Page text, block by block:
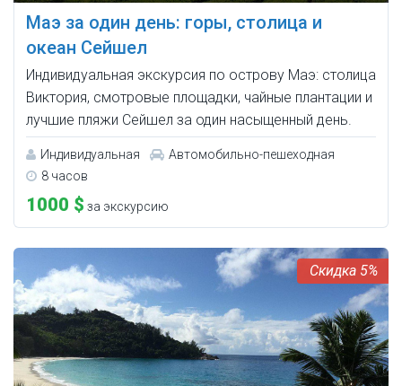
Маэ за один день: горы, столица и
океан Сейшел
Индивидуальная экскурсия по острову Маэ: столица
Виктория, смотровые площадки, чайные плантации и
лучшие пляжи Сейшел за один насыщенный день.
Индивидуальная
Автомобильно-пешеходная
8 часов
1000 $ за экскурсию
5%